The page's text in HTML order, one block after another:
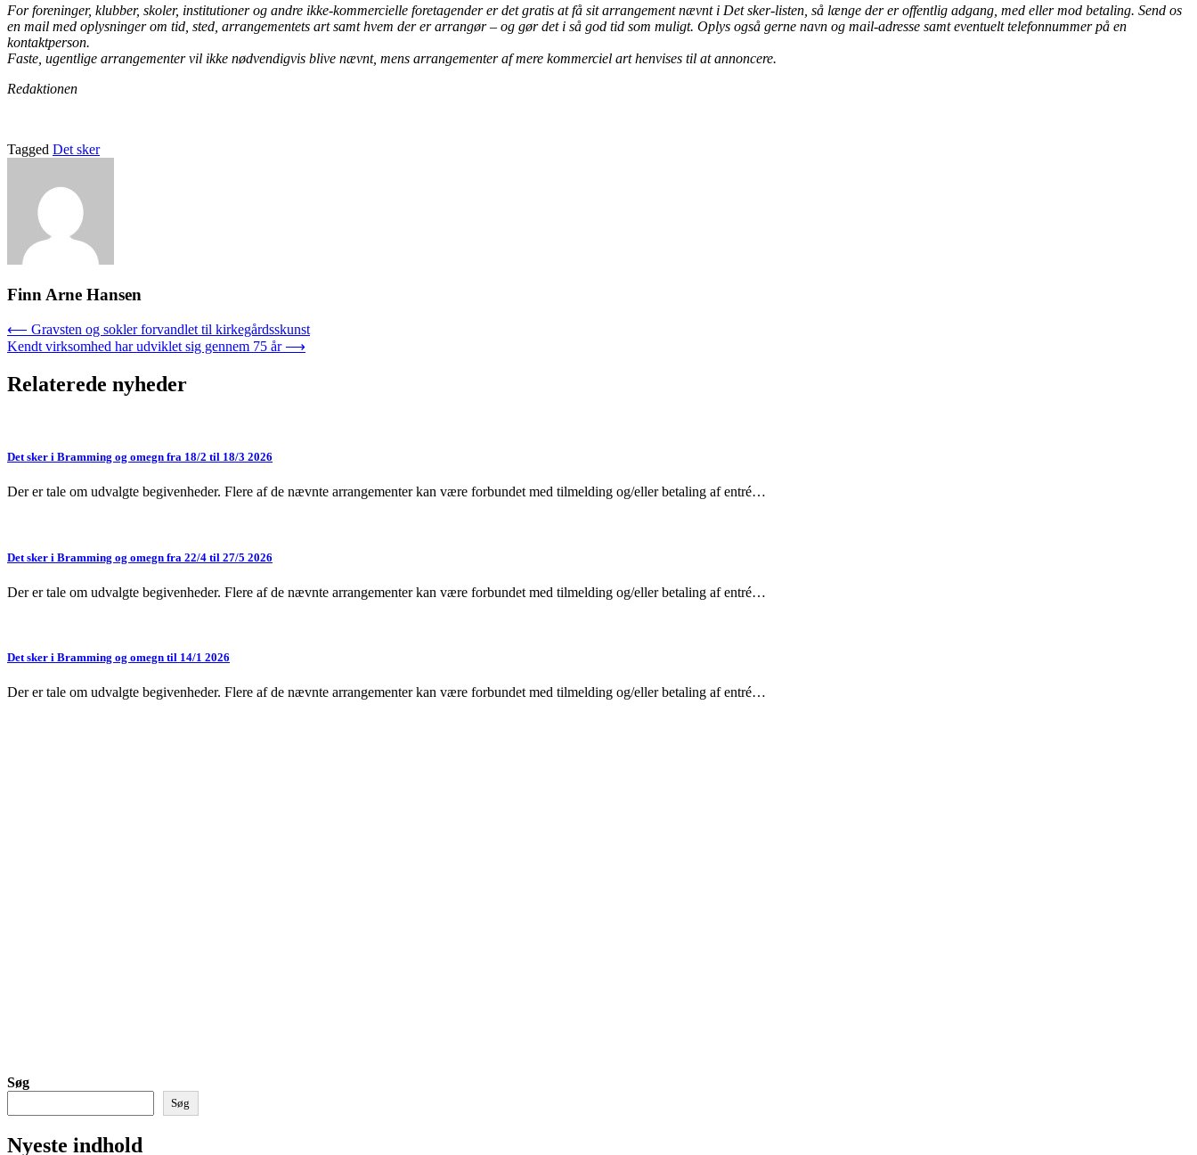
For foreninger, klubber, skoler, institutioner og andre ikke-kommercielle foretagender er det gratis at få sit arrangement nævnt i Det sker-listen, så længe der er offentlig adgang, med eller mod betaling. Send os
en mail med oplysninger om tid, sted, arrangementets art samt hvem der er arrangør – og gør det i så god tid som muligt. Oplys også gerne navn og mail-adresse samt eventuelt telefonnummer på en
kontaktperson.
Faste, ugentlige arrangementer vil ikke nødvendigvis blive nævnt, mens arrangementer af mere kommerciel art henvises til at annoncere.
Redaktionen
Tagged Det sker
Finn Arne Hansen
Indlægsnavigation
⟵ Gravsten og sokler forvandlet til kirkegårdsskunst
Kendt virksomhed har udviklet sig gennem 75 år ⟶
Relaterede nyheder
Det sker i Bramming og omegn fra 18/2 til 18/3 2026
Der er tale om udvalgte begivenheder. Flere af de nævnte arrangementer kan være forbundet med tilmelding og/eller betaling af entré…
Det sker i Bramming og omegn fra 22/4 til 27/5 2026
Der er tale om udvalgte begivenheder. Flere af de nævnte arrangementer kan være forbundet med tilmelding og/eller betaling af entré…
Det sker i Bramming og omegn til 14/1 2026
Der er tale om udvalgte begivenheder. Flere af de nævnte arrangementer kan være forbundet med tilmelding og/eller betaling af entré…
Søg
Søg
Nyeste indhold